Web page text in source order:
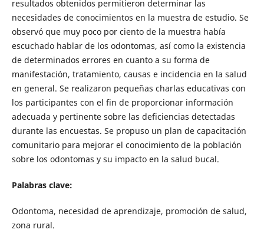
resultados obtenidos permitieron determinar las
necesidades de conocimientos en la muestra de estudio. Se
observó que muy poco por ciento de la muestra había
escuchado hablar de los odontomas, así como la existencia
de determinados errores en cuanto a su forma de
manifestación, tratamiento, causas e incidencia en la salud
en general. Se realizaron pequeñas charlas educativas con
los participantes con el fin de proporcionar información
adecuada y pertinente sobre las deficiencias detectadas
durante las encuestas. Se propuso un plan de capacitación
comunitario para mejorar el conocimiento de la población
sobre los odontomas y su impacto en la salud bucal.
Palabras clave:
Odontoma, necesidad de aprendizaje, promoción de salud,
zona rural.